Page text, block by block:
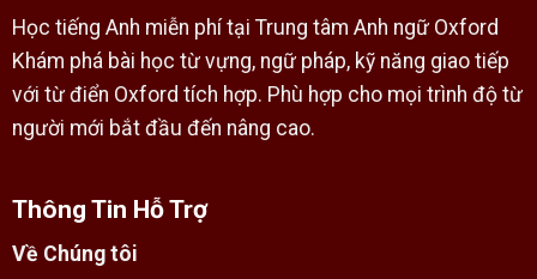
Học tiếng Anh miễn phí tại Trung tâm Anh ngữ Oxford
Khám phá bài học từ vựng, ngữ pháp, kỹ năng giao tiếp
với từ điển Oxford tích hợp. Phù hợp cho mọi trình độ từ
người mới bắt đầu đến nâng cao.
Thông Tin Hỗ Trợ
Về Chúng tôi